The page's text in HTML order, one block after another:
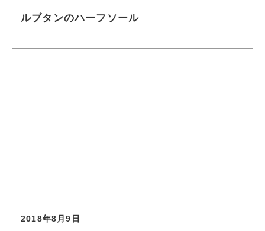
ルブタンのハーフソール
2018年8月9日